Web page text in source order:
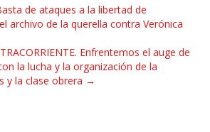
de ataques a la libertad de
archivo de la querella contra Verónica
Enfrentemos el auge de
la lucha y la organización de la
y la clase obrera →